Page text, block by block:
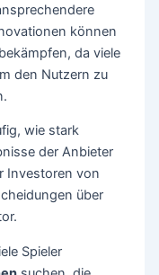
können
da viele
den Nutzern zu
wie stark
der Anbieter
Investoren von
über
Spieler